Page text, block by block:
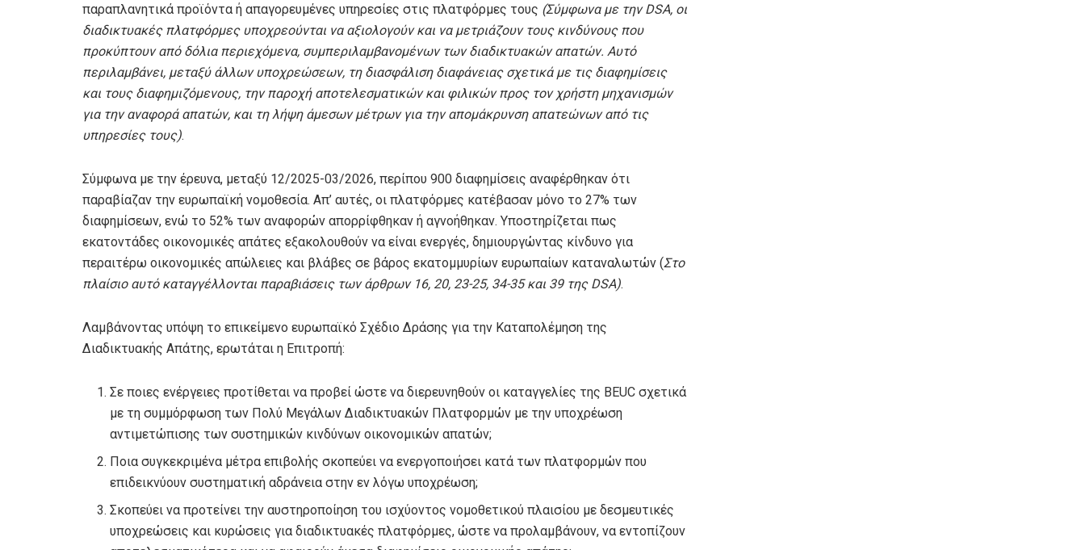
παραπλανητικά προϊόντα ή απαγορευμένες υπηρεσίες στις πλατφόρμες τους (Σύμφωνα με την DSA, οι
διαδικτυακές πλατφόρμες υποχρεούνται να αξιολογούν και να μετριάζουν τους κινδύνους που
προκύπτουν από δόλια περιεχόμενα, συμπεριλαμβανομένων των διαδικτυακών απατών. Αυτό
περιλαμβάνει, μεταξύ άλλων υποχρεώσεων, τη διασφάλιση διαφάνειας σχετικά με τις διαφημίσεις
και τους διαφημιζόμενους, την παροχή αποτελεσματικών και φιλικών προς τον χρήστη μηχανισμών
για την αναφορά απατών, και τη λήψη άμεσων μέτρων για την απομάκρυνση απατεώνων από τις
υπηρεσίες τους).
Σύμφωνα με την έρευνα, μεταξύ 12/2025-03/2026, περίπου 900 διαφημίσεις αναφέρθηκαν ότι
παραβίαζαν την ευρωπαϊκή νομοθεσία. Απ’ αυτές, οι πλατφόρμες κατέβασαν μόνο το 27% των
διαφημίσεων, ενώ το 52% των αναφορών απορρίφθηκαν ή αγνοήθηκαν. Υποστηρίζεται πως
εκατοντάδες οικονομικές απάτες εξακολουθούν να είναι ενεργές, δημιουργώντας κίνδυνο για
περαιτέρω οικονομικές απώλειες και βλάβες σε βάρος εκατομμυρίων ευρωπαίων καταναλωτών (Στο
πλαίσιο αυτό καταγγέλλονται παραβιάσεις των άρθρων 16, 20, 23-25, 34-35 και 39 της DSA).
Λαμβάνοντας υπόψη το επικείμενο ευρωπαϊκό Σχέδιο Δράσης για την Καταπολέμηση της
Διαδικτυακής Απάτης, ερωτάται η Επιτροπή:
Σε ποιες ενέργειες προτίθεται να προβεί ώστε να διερευνηθούν οι καταγγελίες της BEUC σχετικά
με τη συμμόρφωση των Πολύ Μεγάλων Διαδικτυακών Πλατφορμών με την υποχρέωση
αντιμετώπισης των συστημικών κινδύνων οικονομικών απατών;
Ποια συγκεκριμένα μέτρα επιβολής σκοπεύει να ενεργοποιήσει κατά των πλατφορμών που
επιδεικνύουν συστηματική αδράνεια στην εν λόγω υποχρέωση;
Σκοπεύει να προτείνει την αυστηροποίηση του ισχύοντος νομοθετικού πλαισίου με δεσμευτικές
υποχρεώσεις και κυρώσεις για διαδικτυακές πλατφόρμες, ώστε να προλαμβάνουν, να εντοπίζουν